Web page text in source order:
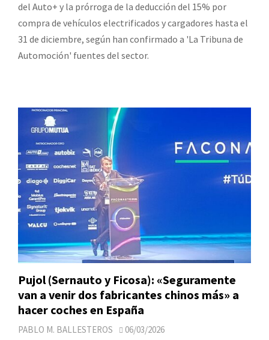
del Auto+ y la prórroga de la deducción del 15% por
compra de vehículos electrificados y cargadores hasta el
31 de diciembre, según han confirmado a 'La Tribuna de
Automoción' fuentes del sector.
Pujol (Sernauto y Ficosa): «Seguramente
van a venir dos fabricantes chinos más» a
hacer coches en España
PABLO M. BALLESTEROS 06/03/2026